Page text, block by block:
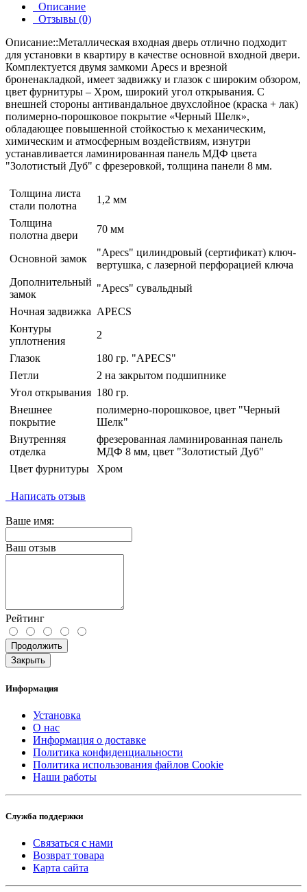
Описание
Отзывы (0)
Описание::Металлическая входная дверь отлично подходит
для установки в квартиру в качестве основной входной двери.
Комплектуется двумя замкоми Apecs и врезной
броненакладкой, имеет задвижку и глазок c широким обзором,
цвет фурнитуры – Хром, широкий угол открывания. С
внешней стороны антивандальное двухслойное (краска + лак)
полимерно-порошковое покрытие «Черный Шелк»,
обладающее повышенной стойкостью к механическим,
химическим и атмосферным воздействиям, изнутри
устанавливается ламинированная панель МДФ цвета
"Золотистый Дуб" с фрезеровкой, толщина панели 8 мм.
Толщина листа
стали полотна
1,2 мм
Толщина
полотна двери
70 мм
Основной замок
"Apecs" цилиндровый (сертификат) ключ-
вертушка, с лазерной перфорацией ключа
Дополнительный
замок
"Apecs" сувальдный
Ночная задвижка APECS
Контуры
уплотнения
2
Глазок
180 гр. "APECS"
Петли
2 на закрытом подшипнике
Угол открывания 180 гр.
Внешнее
покрытие
полимерно-порошковое, цвет "Черный
Шелк"
Внутренняя
отделка
фрезерованная ламинированная панель
МДФ 8 мм, цвет "Золотистый Дуб"
Цвет фурнитуры
Хром
Написать отзыв
Ваше имя:
Ваш отзыв
Рейтинг
Продолжить
Закрыть
Информация
Установка
О нас
Информация о доставке
Политика конфиденциальности
Политика использования файлов Cookie
Наши работы
Служба поддержки
Связаться с нами
Возврат товара
Карта сайта